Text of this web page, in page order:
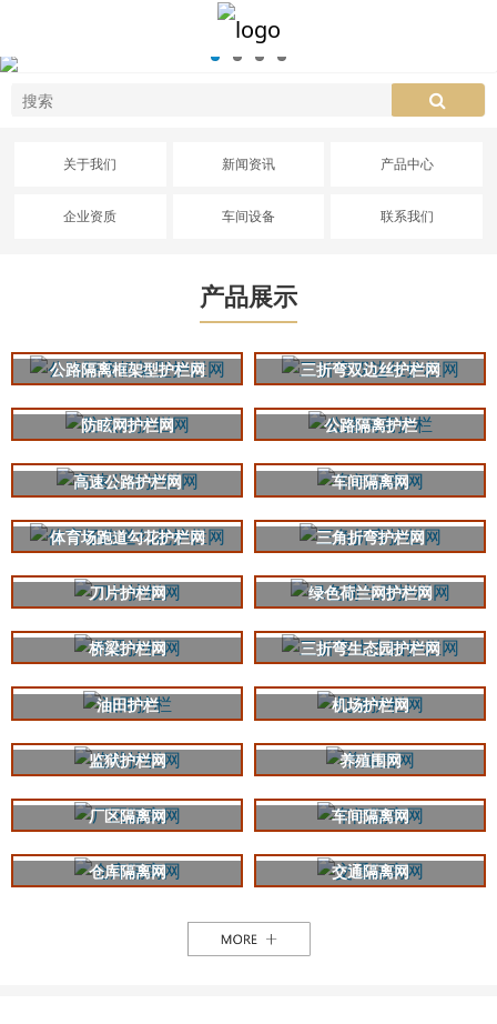
关于我们 新闻资讯 产品中心
企业资质 车间设备 联系我们
产品展示
公路隔离框架型护栏网 三折弯双边丝护栏网
防眩网护栏网 公路隔离护栏
高速公路护栏网 车间隔离网
体育场跑道勾花护栏网 三角折弯护栏网
刀片护栏网 绿色荷兰网护栏网
桥梁护栏网 三折弯生态园护栏网
油田护栏 机场护栏网
监狱护栏网 养殖围网
厂区隔离网 车间隔离网
仓库隔离网 交通隔离网